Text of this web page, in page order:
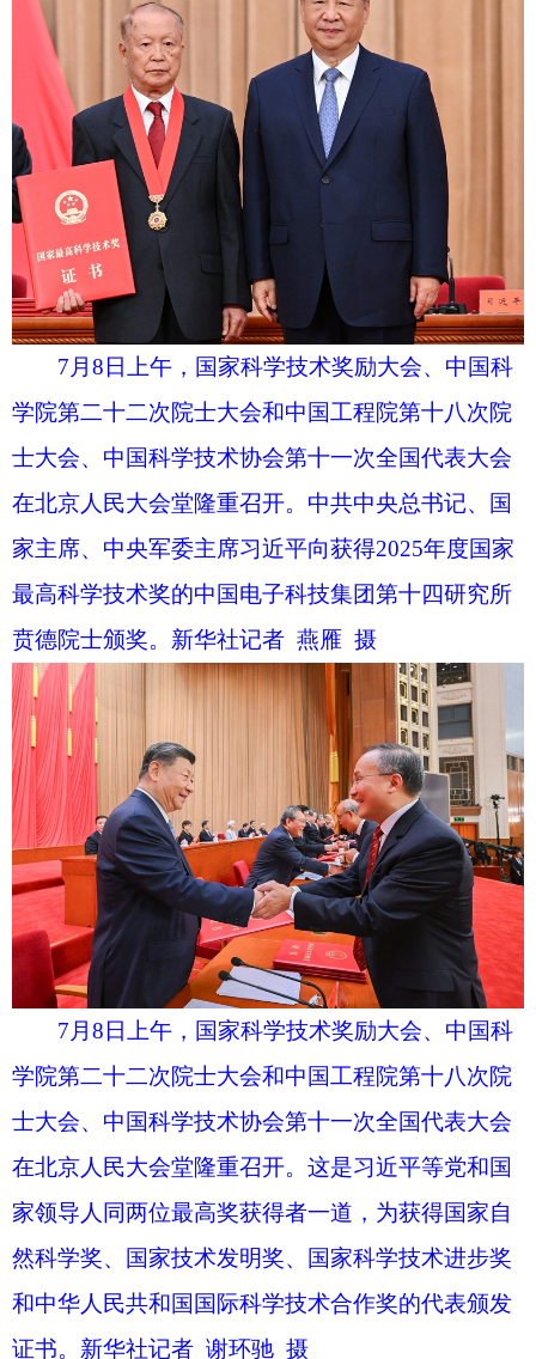
士大会、中国科学技术协会第十一次全国代表大会
在北京人民大会堂隆重召开。这是习近平等党和国
家领导人同两位最高奖获得者一道，为获得国家自
然科学奖、国家技术发明奖、国家科学技术进步奖
和中华人民共和国国际科学技术合作奖的代表颁发
证书。新华社记者 谢环驰 摄
7月8日上午，国家科学技术奖励大会、中国科
学院第二十二次院士大会和中国工程院第十八次院
士大会、中国科学技术协会第十一次全国代表大会
在北京人民大会堂隆重召开。这是习近平等党和国
家领导人同两位最高奖获得者一道，为获得国家自
然科学奖、国家技术发明奖、国家科学技术进步奖
和中华人民共和国国际科学技术合作奖的代表颁发
证书。新华社记者 谢环驰 摄
学院第二十二次院士大会和中国工程院第十八次院
士大会、中国科学技术协会第十一次全国代表大会
在北京人民大会堂隆重召开。这是习近平等党和国
家领导人同两位最高奖获得者一道，为获得国家自
然科学奖、国家技术发明奖、国家科学技术进步奖